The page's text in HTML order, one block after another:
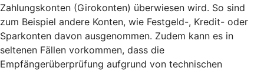
Zahlungskonten (Girokonten) überwiesen wird. So sind
zum Beispiel andere Konten, wie Festgeld-, Kredit- oder
Sparkonten davon ausgenommen. Zudem kann es in
seltenen Fällen vorkommen, dass die
Empfängerüberprüfung aufgrund von technischen